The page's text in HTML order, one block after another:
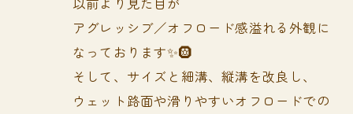
アグレッシブ／オフロード感溢れる外観に
なっております✨🛞
そして、サイズと細溝、縦溝を改良し、
ウェット路面や滑りやすいオフロードでの